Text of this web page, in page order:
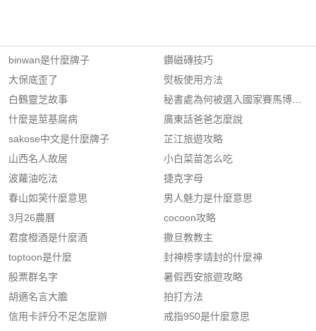
binwan是什麼牌子
大保底歪了
白鶴靈芝故事
什麼是莖基腐病
sakose中文是什麼牌子
山西名人故居
波蘿油吃法
春山如笑什麼意思
3月26農曆
君度橙酒是什麼酒
toptoon是什麼
股票群名字
胡適名言大膽
信用卡評分不足怎麼辦
鑽磁磚技巧
熨板使用方法
秘書處為何被選入國家賽馬博物館
廣東話爸爸怎麼說
芷江旅遊攻略
小白菜苗怎么吃
捷克字母
男人魅力是什麼意思
cocoon攻略
撒旦教教主
封神榜李靖封的什麼神
暑假西安旅遊攻略
拍打方法
戒指950是什麼意思